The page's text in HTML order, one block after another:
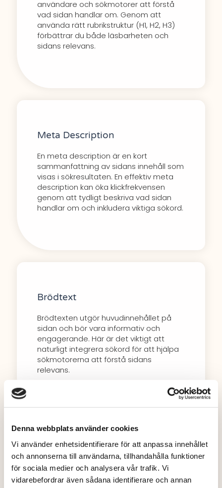
Denna webbplats använder cookies
Vi använder enhetsidentifierare för att anpassa innehållet
och annonserna till användarna, tillhandahålla funktioner
för sociala medier och analysera vår trafik. Vi
vidarebefordrar även sådana identifierare och annan
användare och sökmotorer att förstå
vad sidan handlar om. Genom att
använda rätt rubrikstruktur (H1, H2, H3)
förbättrar du både läsbarheten och
sidans relevans.
Meta Description
En meta description är en kort
sammanfattning av sidans innehåll som
visas i sökresultaten. En effektiv meta
description kan öka klickfrekvensen
genom att tydligt beskriva vad sidan
handlar om och inkludera viktiga sökord.
Brödtext
Brödtexten utgör huvudinnehållet på
sidan och bör vara informativ och
engagerande. Här är det viktigt att
naturligt integrera sökord för att hjälpa
sökmotorerna att förstå sidans
relevans.
URL
En väloptimerad URL är enkel och